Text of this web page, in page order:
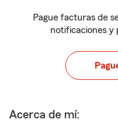
Pague facturas de
notificaciones y
Acerca de mí: